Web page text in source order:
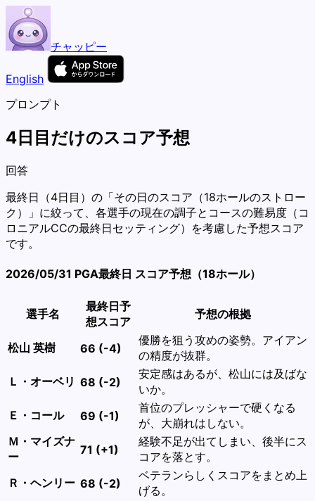
チャッピー
English
プロンプト
4日目だけのスコア予想
回答
最終日（4日目）の「その日のスコア（18ホールのストロー
ク）」に絞って、各選手の現在の調子とコースの難易度（コ
ロニアルCCの最終日セッティング）を考慮した予想スコア
です。
2026/05/31 PGA最終日 スコア予想（18ホール）
選手名
最終日予
想スコア
予想の根拠
松山 英樹 66 (-4)
優勝を狙う攻めの姿勢。アイアン
の精度が抜群。
Ｌ・オーベリ 68 (-2)
安定感はあるが、松山には及ばな
いか。
Ｅ・コール
69 (-1)
首位のプレッシャーで硬くなる
が、大崩れはしない。
Ｍ・マイズナ
ー
71 (+1)
経験不足が出てしまい、後半にス
コアを落とす。
Ｒ・ヘンリー 68 (-2)
ベテランらしくスコアをまとめ上
げる。